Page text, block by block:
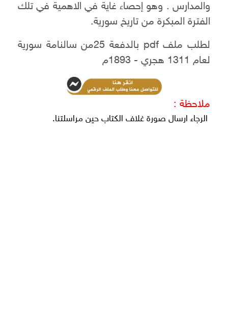
والمدارس . وهو إحصاء غاية في الاهمية في تلك
الفترة المبكرة من تاريخ سورية.
لطلب ملف pdf بالدفعة 25من سالنامة سورية
لعام 1311 هجري - 1893م
ملاحظة :
الرجاء ارسال صورة غلاف الكتاب حين مراسلتنا.